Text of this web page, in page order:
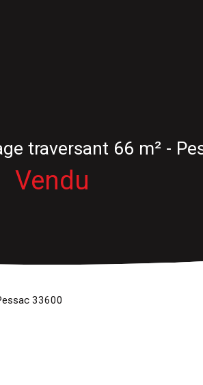
traversant 66 m² -
Vendu
33600